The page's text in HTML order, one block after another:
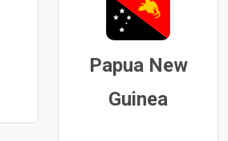
Papua New
Guinea